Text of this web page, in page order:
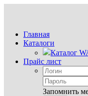
Главная
Каталоги
Каталог
Прайс лист
Запомнить